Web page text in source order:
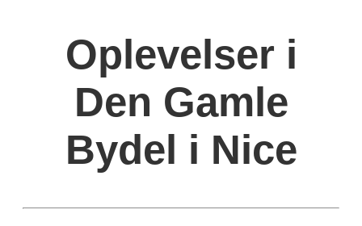
Oplevelser i
Den Gamle
Bydel i Nice